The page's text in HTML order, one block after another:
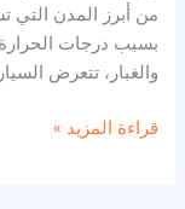
من أبرز المدن التي
بسبب درجات الحرارة
والغبار، تتعرض
قراءة المزيد »